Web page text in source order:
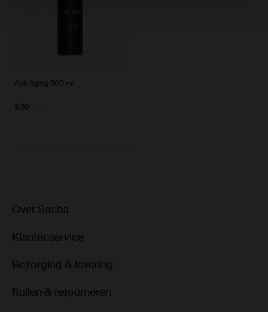
Anti Aging 300 ml
3.50
Over Sacha
Klantenservice
Bezorging & levering
Ruilen & retourneren